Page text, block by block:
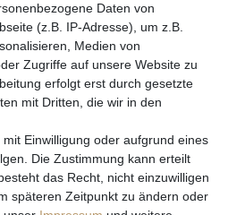
mit
Daten von
(z.B. IP-Adresse), um z.B.
Medien von
Zugriffe auf unsere Website zu
erfolgt erst durch gesetzte
mit Dritten, die wir in den
Einwilligung oder aufgrund eines
Die Zustimmung kann erteilt
das Recht, nicht einzuwilligen
späteren Zeitpunkt zu ändern oder